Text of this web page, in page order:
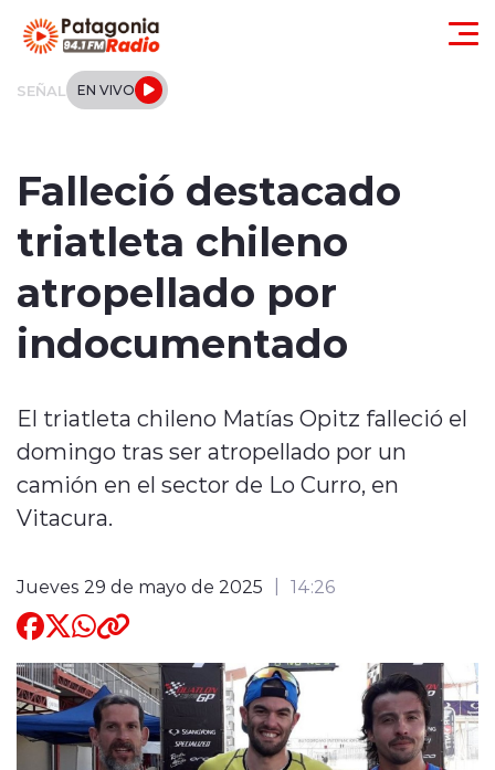
SEÑAL EN VIVO
Tendencias
Deportes
Entrevistas
Quienes Somos
modo claro
Falleció destacado
triatleta chileno
atropellado por
indocumentado
El triatleta chileno Matías Opitz falleció el
domingo tras ser atropellado por un
camión en el sector de Lo Curro, en
Vitacura.
Jueves 29 de mayo de 2025 14:26